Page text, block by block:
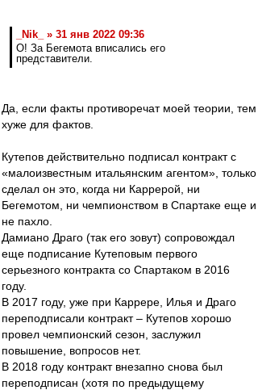
_Nik_ » 31 янв 2022 09:36
О! За Бегемота вписались его
представители.
Да, если факты противоречат моей теории, тем
хуже для фактов.
Кутепов действительно подписал контракт с
«малоизвестным итальянским агентом», только
сделал он это, когда ни Каррерой, ни
Бегемотом, ни чемпионством в Спартаке еще и
не пахло.
Дамиано Драго (так его зовут) сопровождал
еще подписание Кутеповым первого
серьезного контракта со Спартаком в 2016
году.
В 2017 году, уже при Каррере, Илья и Драго
переподписали контракт – Кутепов хорошо
провел чемпионский сезон, заслужил
повышение, вопросов нет.
В 2018 году контракт внезапно снова был
переподписан (хотя по предыдущему